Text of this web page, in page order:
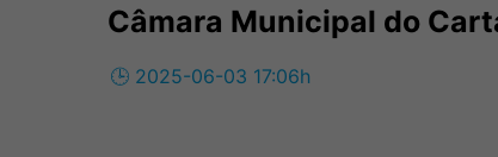
Câmara Municipal do
🕒 2025-06-03 17:06h